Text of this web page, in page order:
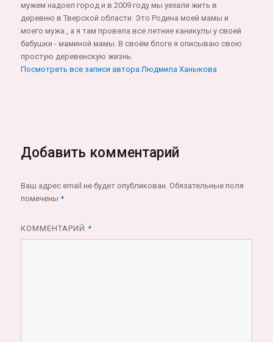
мужем надоел город и в 2009 году мы уехали жить в
деревню в Тверской области. Это Родина моей мамы и
моего мужа , а я там провела все летние каникулы у своей
бабушки - маминой мамы. В своём блоге я описываю свою
простую деревенскую жизнь.
Посмотреть все записи автора Людмила Ханыкова
Добавить комментарий
Ваш адрес email не будет опубликован. Обязательные поля
помечены*
КОММЕНТАРИЙ*